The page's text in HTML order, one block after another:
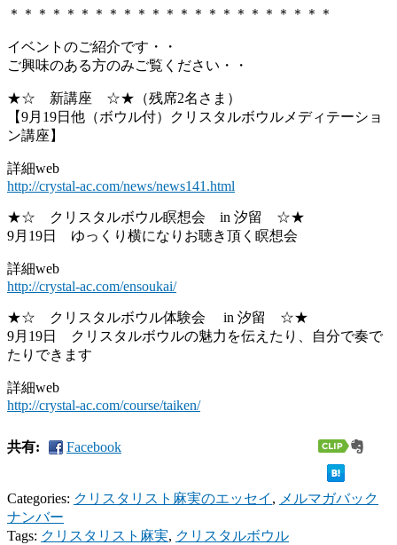
＊＊＊＊＊＊＊＊＊＊＊＊＊＊＊＊＊＊＊＊＊＊＊
イベントのご紹介です・・
ご興味のある方のみご覧ください・・
★☆ 新講座 ☆★（残席2名さま）
【9月19日他（ボウル付）クリスタルボウルメディテーショ
ン講座】
詳細web
http://crystal-ac.com/news/news141.html
★☆ クリスタルボウル瞑想会 in 汐留 ☆★
9月19日 ゆっくり横になりお聴き頂く瞑想会
詳細web
http://crystal-ac.com/ensoukai/
★☆ クリスタルボウル体験会 in 汐留 ☆★
9月19日 クリスタルボウルの魅力を伝えたり、自分で奏で
たりできます
詳細web
http://crystal-ac.com/course/taiken/
共有: Facebook
Categories: クリスタリスト麻実のエッセイ , メルマガバック
ナンバー
Tags: クリスタリスト麻実, クリスタルボウル